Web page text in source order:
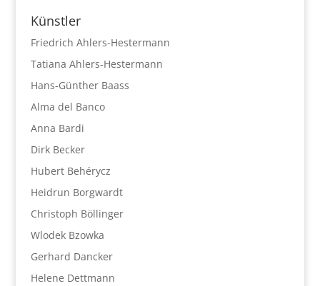
Künstler
Friedrich Ahlers-Hestermann
Tatiana Ahlers-Hestermann
Hans-Günther Baass
Alma del Banco
Anna Bardi
Dirk Becker
Hubert Behérycz
Heidrun Borgwardt
Christoph Böllinger
Wlodek Bzowka
Gerhard Dancker
Helene Dettmann